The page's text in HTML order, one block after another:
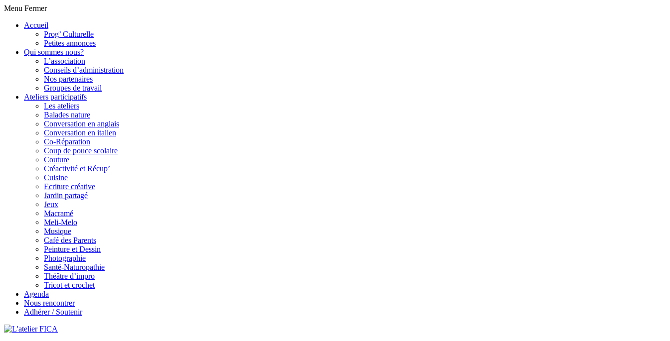
Menu Fermer
Accueil
Prog’ Culturelle
Petites annonces
Qui sommes nous?
L’association
Conseils d’administration
Nos partenaires
Groupes de travail
Ateliers participatifs
Les ateliers
Balades nature
Conversation en anglais
Conversation en italien
Co-Réparation
Coup de pouce scolaire
Couture
Créactivité et Récup’
Cuisine
Ecriture créative
Jardin partagé
Jeux
Macramé
Meli-Melo
Musique
Café des Parents
Peinture et Dessin
Photographie
Santé-Naturopathie
Théâtre d’impro
Tricot et crochet
Agenda
Nous rencontrer
Adhérer / Soutenir